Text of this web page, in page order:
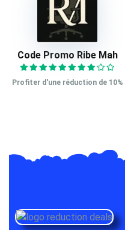
Code Promo Ribe Mah
Profiter d'une réduction de 10%